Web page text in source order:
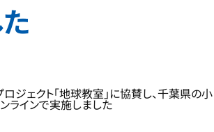
ジェクト「地球教室」に協賛し、千葉県の小
ラインで実施しました